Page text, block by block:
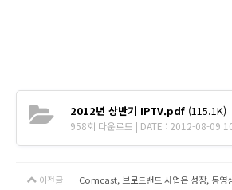
2012년 상반기 IPTV.pdf (115.1K)
958회 다운로드 | DATE : 2012-08-09
이전글